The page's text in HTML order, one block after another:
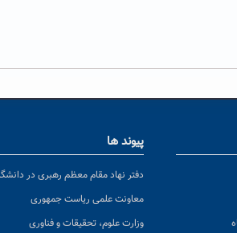
پیوند ها
دفتر نهاد مقام معظم رهبری در
معاونت علمی ریاست جمهوری
وزارت علوم، تحقیقات و فناوری